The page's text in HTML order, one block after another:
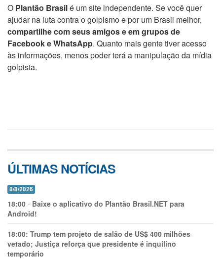
O Plantão Brasilé um site independente. Se você quer
ajudar na luta contra o golpismo e por um Brasil melhor,
compartilhe com seus amigos e em grupos de
Facebook e WhatsApp. Quanto mais gente tiver acesso
às informações, menos poder terá a manipulação da mídia
golpista.
ÚLTIMAS NOTÍCIAS
8/8/2026
18:00 - Baixe o aplicativo do Plantão Brasil.NET para
Android!
18:00: Trump tem projeto de salão de US$ 400 milhões
vetado; Justiça reforça que presidente é inquilino
temporário